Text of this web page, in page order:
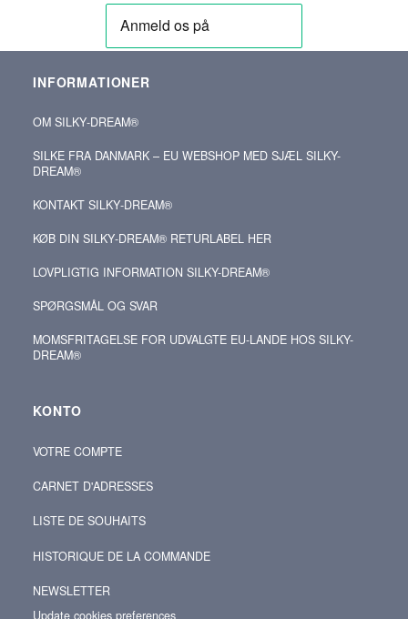
INFORMATIONER
OM SILKY‑DREAM®
SILKE FRA DANMARK – EU WEBSHOP MED SJÆL SILKY-
DREAM®
KONTAKT SILKY‑DREAM®
KØB DIN SILKY‑DREAM® RETURLABEL HER
LOVPLIGTIG INFORMATION SILKY-DREAM®
SPØRGSMÅL OG SVAR
MOMSFRITAGELSE FOR UDVALGTE EU-LANDE HOS SILKY-
DREAM®
KONTO
VOTRE COMPTE
CARNET D'ADRESSES
LISTE DE SOUHAITS
HISTORIQUE DE LA COMMANDE
NEWSLETTER
Update cookies preferences